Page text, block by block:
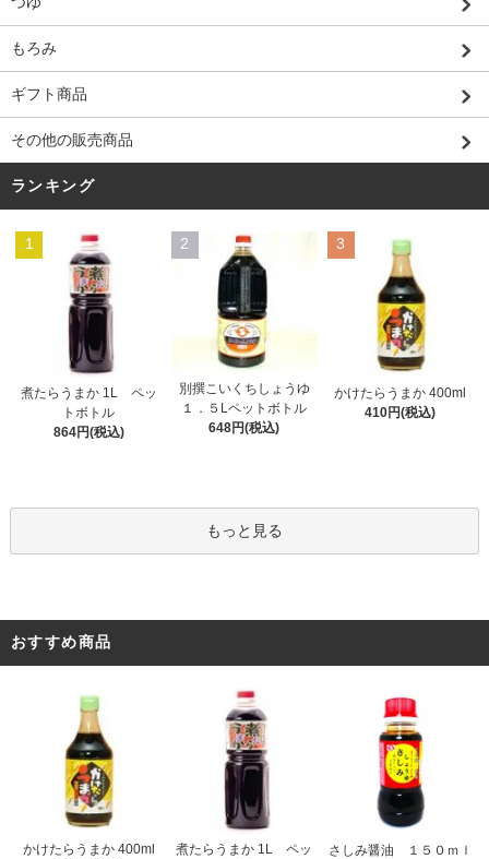
もろみ
ギフト商品
その他の販売商品
ランキング
1
煮たらうまか 1L ペッ
トボトル
864円(税込)
2
別撰こいくちしょうゆ
１．５Lペットボトル
648円(税込)
3
かけたらうまか 400ml
410円(税込)
もっと見る
おすすめ商品
かけたらうまか 400ml
煮たらうまか 1L ペッ
さしみ醤油 １５０ｍｌ